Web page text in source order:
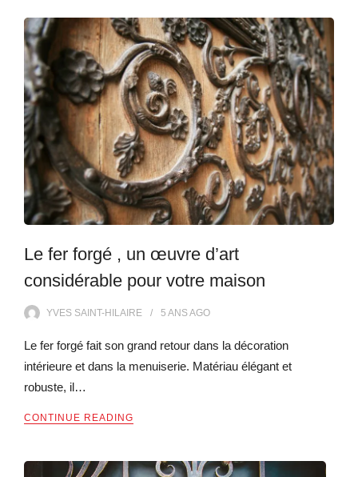
Le fer forgé , un œuvre d’art
considérable pour votre maison
YVES SAINT-HILAIRE 5 ANSAGO
Le fer forgé fait son grand retour dans la décoration
intérieure et dans la menuiserie. Matériau élégant et
robuste, il…
CONTINUE READING